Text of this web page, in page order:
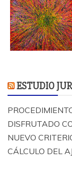
ESTUDIO
DISFRUTADO
NUEVO
CÁLCULO DEL